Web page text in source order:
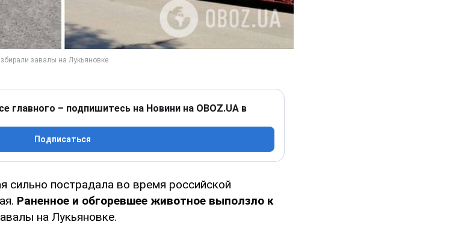
главного – подпишитесь на Новини на OBOZ.UA в
Подписаться
сильно пострадала во время российской
Раненное и обгоревшее животное выползло к
на Лукьяновке.